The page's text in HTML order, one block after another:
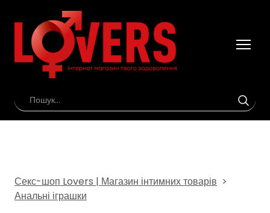
Секс-шоп Lovers | Магазин інтимних товарів
Анальні іграшки